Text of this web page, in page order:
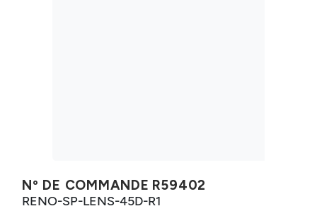
Nº DE COMMANDE R59402
RENO-SP-LENS-45D-R1